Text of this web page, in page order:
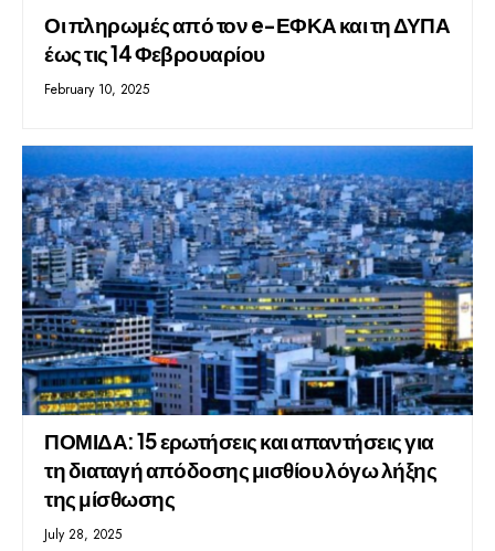
Οι πληρωμές από τον e-ΕΦΚΑ και τη ΔΥΠΑ
έως τις 14 Φεβρουαρίου
February 10, 2025
ΠΟΜΙΔΑ: 15 ερωτήσεις και απαντήσεις για
τη διαταγή απόδοσης μισθίου λόγω λήξης
της μίσθωσης
July 28, 2025